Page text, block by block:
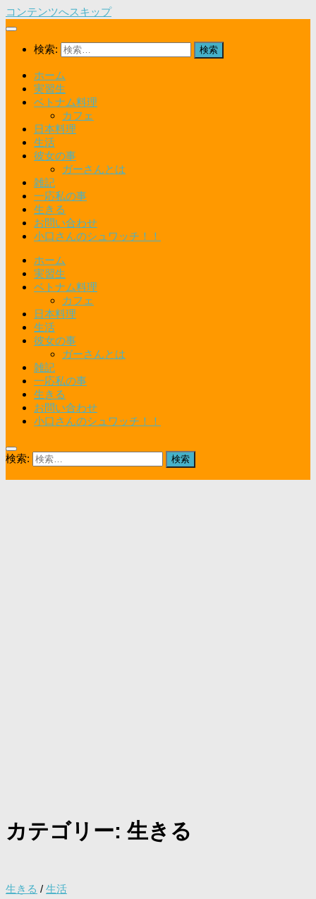
コンテンツへスキップ
検索:
ホーム
実習生
ベトナム料理
カフェ
日本料理
生活
彼女の事
ガーさんとは
雑記
一応私の事
生きる
お問い合わせ
小口さんのシュワッチ！！
ホーム
実習生
ベトナム料理
カフェ
日本料理
生活
彼女の事
ガーさんとは
雑記
一応私の事
生きる
お問い合わせ
小口さんのシュワッチ！！
検索:
カテゴリー: 生きる
生きる / 生活